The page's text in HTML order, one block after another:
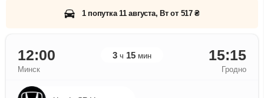
1 попутка 11 августа, Вт от 517 ₴
12:00 3 ч 15 мин 15:15
Минск Гродно